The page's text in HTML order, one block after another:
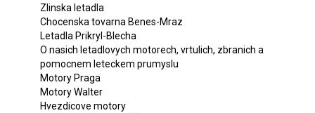
Zlinska letadla
Chocenska tovarna Benes-Mraz
Letadla Prikryl-Blecha
O nasich letadlovych motorech, vrtulich, zbranich a
pomocnem leteckem prumyslu
Motory Praga
Motory Walter
Hvezdicove motory